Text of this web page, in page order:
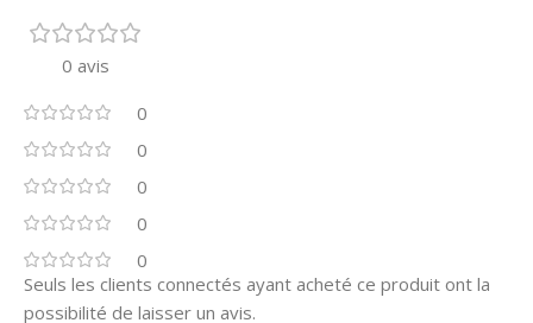
0 avis
0
0
0
0
0
Seuls les clients connectés ayant acheté ce produit ont la
possibilité de laisser un avis.